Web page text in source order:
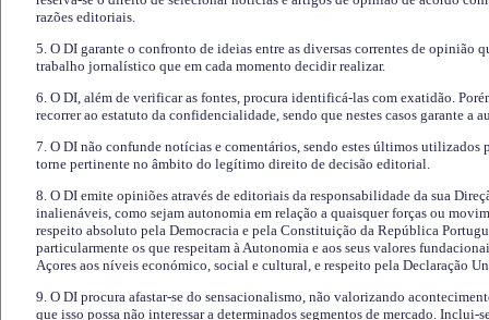
razões editoriais.
5. O DI garante o confronto de ideias entre as diversas correntes de opinião
trabalho jornalístico que em cada momento decidir realizar.
6. O DI, além de verificar as fontes, procura identificá-las com exatidão.
recorrer ao estatuto da confidencialidade, sendo que nestes casos garante a
7. O DI não confunde notícias e comentários, sendo estes últimos utilizados
torne pertinente no âmbito do legítimo direito de decisão editorial.
8. O DI emite opiniões através de editoriais da responsabilidade da sua
inalienáveis, como sejam autonomia em relação a quaisquer forças ou
respeito absoluto pela Democracia e pela Constituição da República
particularmente os que respeitam à Autonomia e aos seus valores
Açores aos níveis económico, social e cultural, e respeito pela Declaração
9. O DI procura afastar-se do sensacionalismo, não valorizando
que isso possa não interessar a determinados segmentos de mercado.